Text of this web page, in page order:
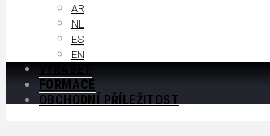
AR
NL
ES
EN
FORMACE
OBCHODNÍ PŘÍLEŽITOST